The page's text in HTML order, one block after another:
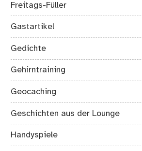
Freitags-Füller
Gastartikel
Gedichte
Gehirntraining
Geocaching
Geschichten aus der Lounge
Handyspiele